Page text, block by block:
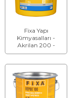
Fixa Yapı
Kimyasalları -
Akrilan 200 -
Pasta Tipi
Yapıştırıcısı